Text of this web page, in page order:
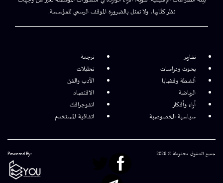
نظر كتّابها، ولا تمثل بالضرورة الموقف الرسمي للمؤسسة.
تقارير
ترجمة
بحوث ودراسات
تحليلات
أنشطة وقضايا
الأدب والفن
الرياضة
الاقتصاد
آراء وأفكار
انفوجرافك
سياسية الخصوصية
اتفاقية المستخدم
جميع الحقوق محفوظة © 2026 Powered By: